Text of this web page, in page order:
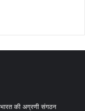
भारत की अग्रणी संगठन